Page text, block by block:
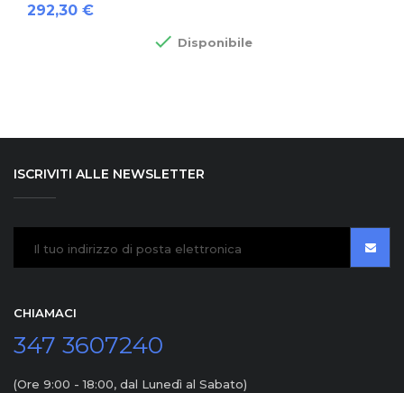
Prezzo
292,30 €
 Disponibile
ISCRIVITI ALLE NEWSLETTER
CHIAMACI
347 3607240
(Ore 9:00 - 18:00, dal Lunedì al Sabato)